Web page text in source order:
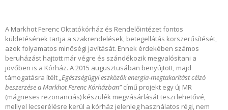
A Markhot Ferenc Oktatókórház és Rendelőintézet fontos
küldetésének tartja a szakrendelések, betegellátás korszerűsítését,
azok folyamatos minőségi javítását. Ennek érdekében számos
beruházást hajtott már végre és szándékozik megvalósítani a
jövőben is a Kórház. A 2015 augusztusában benyújtott, majd
támogatásra ítélt„Egészségügyi eszközök energia-megtakarítást célzó
beszerzése a Markhot Ferenc Kórházban”című projekt egy új MR
(mágneses rezonanciás) készülék megvásárlását teszi lehetővé,
mellyel lecserélésre kerül a kórház jelenleg használatos régi, nem